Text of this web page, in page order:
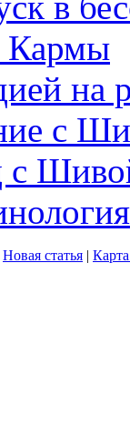
Кармы
на
с
с
Новая статья |